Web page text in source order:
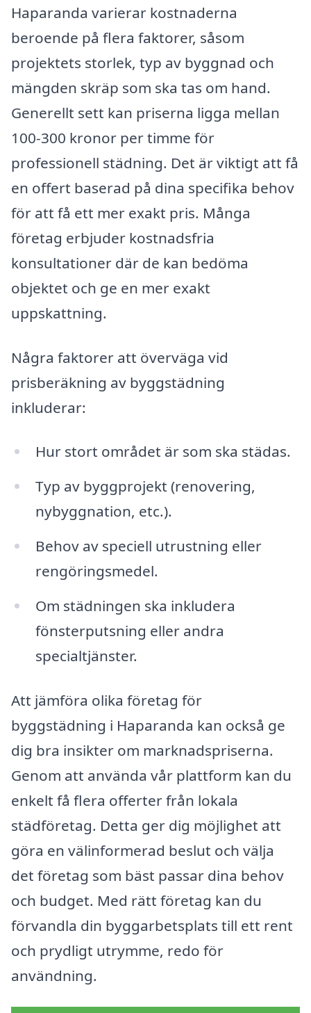
Haparanda varierar kostnaderna
beroende på flera faktorer, såsom
projektets storlek, typ av byggnad och
mängden skräp som ska tas om hand.
Generellt sett kan priserna ligga mellan
100-300 kronor per timme för
professionell städning. Det är viktigt att få
en offert baserad på dina specifika behov
för att få ett mer exakt pris. Många
företag erbjuder kostnadsfria
konsultationer där de kan bedöma
objektet och ge en mer exakt
uppskattning.
Några faktorer att överväga vid
prisberäkning av byggstädning
inkluderar:
Hur stort området är som ska städas.
Typ av byggprojekt (renovering,
nybyggnation, etc.).
Behov av speciell utrustning eller
rengöringsmedel.
Om städningen ska inkludera
fönsterputsning eller andra
specialtjänster.
Att jämföra olika företag för
byggstädning i Haparanda kan också ge
dig bra insikter om marknadspriserna.
Genom att använda vår plattform kan du
enkelt få flera offerter från lokala
städföretag. Detta ger dig möjlighet att
göra en välinformerad beslut och välja
det företag som bäst passar dina behov
och budget. Med rätt företag kan du
förvandla din byggarbetsplats till ett rent
och prydligt utrymme, redo för
användning.